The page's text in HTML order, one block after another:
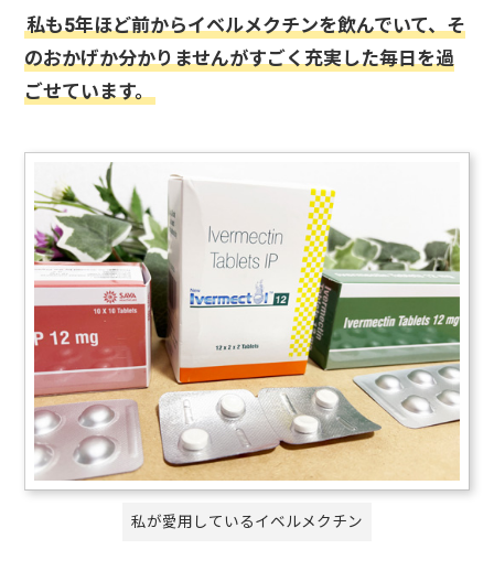
私も5年ほど前からイベルメクチンを飲んでいて、そ
のおかげか分かりませんがすごく充実した毎日を過
ごせています。
私が愛用しているイベルメクチン